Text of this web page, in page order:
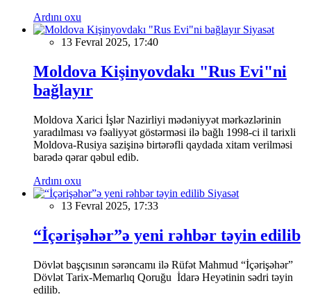
Ardını oxu
Siyasət
13 Fevral 2025, 17:40
Moldova Kişinyovdakı "Rus Evi"ni
bağlayır
Moldova Xarici İşlər Nazirliyi mədəniyyət mərkəzlərinin
yaradılması və fəaliyyət göstərməsi ilə bağlı 1998-ci il tarixli
Moldova-Rusiya sazişinə birtərəfli qaydada xitam verilməsi
barədə qərar qəbul edib.
Ardını oxu
Siyasət
13 Fevral 2025, 17:33
“İçərişəhər”ə yeni rəhbər təyin edilib
Dövlət başçısının sərəncamı ilə Rüfət Mahmud “İçərişəhər”
Dövlət Tarix-Memarlıq Qoruğu İdarə Heyətinin sədri təyin
edilib.